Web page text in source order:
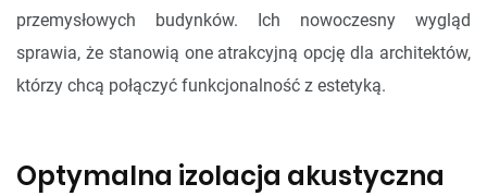
przemysłowych budynków. Ich nowoczesny wygląd
sprawia, że stanowią one atrakcyjną opcję dla architektów,
którzy chcą połączyć funkcjonalność z estetyką.
Optymalna izolacja akustyczna